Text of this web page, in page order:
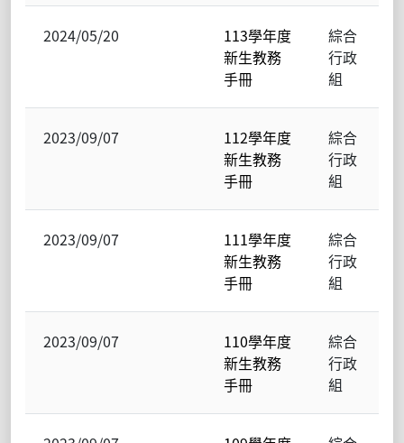
2024/05/20
113學年度
新生教務
手冊
綜合
行政
組
2023/09/07
112學年度
新生教務
手冊
綜合
行政
組
2023/09/07
111學年度
新生教務
手冊
綜合
行政
組
2023/09/07
110學年度
新生教務
手冊
綜合
行政
組